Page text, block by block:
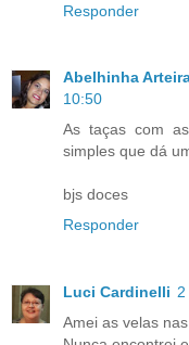
Responder
Abelhinha
10:50
As taças com
simples que dá
bjs doces
Responder
Luci Cardinelli 2
Amei as velas